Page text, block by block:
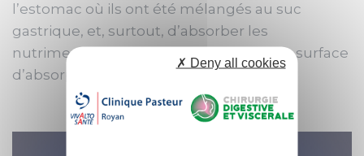
l’estomac où ils ont été mélangés au suc
gastrique, et, surtout, d’absorber les
nutriments d’où sa longue et sa grande surface
d’absorption.
✗ Deny all cookies